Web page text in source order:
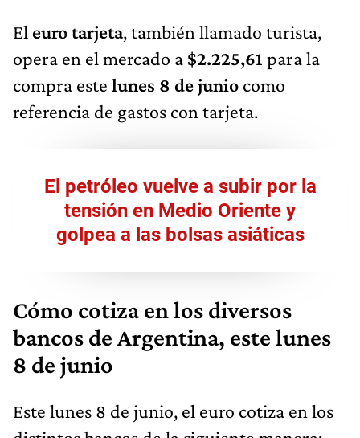
El euro tarjeta, también llamado turista,
opera en el mercado a $2.225,61 para la
compra este lunes 8 de junio como
referencia de gastos con tarjeta.
El petróleo vuelve a subir por la
tensión en Medio Oriente y
golpea a las bolsas asiáticas
Cómo cotiza en los diversos
bancos de Argentina, este lunes
8 de junio
Este lunes 8 de junio, el euro cotiza en los